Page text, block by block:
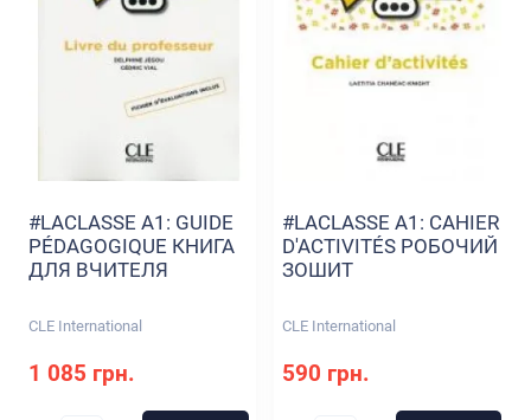
#LACLASSE A1: GUIDE
PÉDAGOGIQUE КНИГА
ДЛЯ ВЧИТЕЛЯ
CLE International
1 085 грн.
#LACLASSE A1: CAHIER
D'ACTIVITÉS РОБОЧИЙ
ЗОШИТ
CLE International
590 грн.